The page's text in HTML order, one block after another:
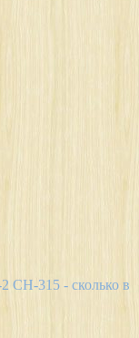
СН-315 - сколько в